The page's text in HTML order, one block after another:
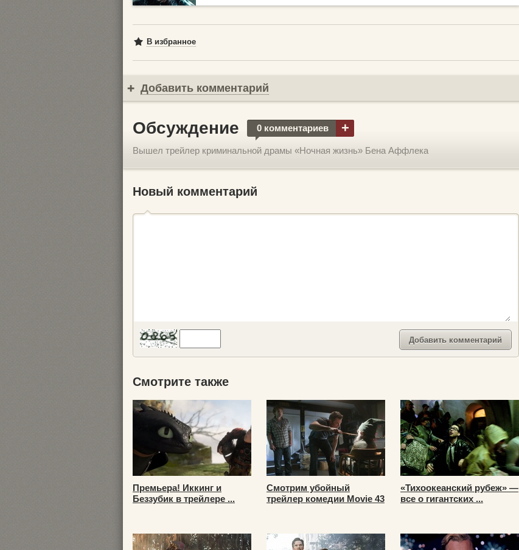
В избранное
Добавить комментарий
Обсуждение 0 комментариев +
Вышел трейлер криминальной драмы «Ночная жизнь» Бена Аффлека
Новый комментарий
Смотрите также
Премьера! Иккинг и
Беззубик в трейлере ...
Смотрим убойный
трейлер комедии Movie 43
«Тихоокеанский рубеж» —
все о гигантских ...